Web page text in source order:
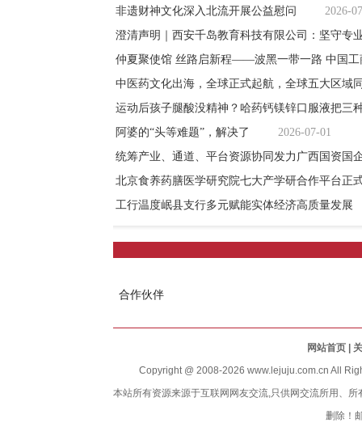
非遗财神文化深入北流开展公益慰问
2026-
澄清声明｜西安千岛教育科技有限公司：坚守专
仲夏聚使馆 丝路启新程——波黑一带一路 中国工
中医药文化出海，全球正式起航，全球五大区域
运动后孩子腿酸没精神？哈药钙镁锌口服液把三
阿婆的“头等难题”，解决了
2026-07-01
统筹产业、通道、平台资源协同发力广西国资国
北京食养药膳医学研究院七大产学研合作平台正
工行温度岷县支行多元赋能实体经济高质量发展
合作伙伴
网站首页 |
Copyright @ 2008-2026 www.lejuju.com.cn All
本站所有资源来源于互联网网友交流,只供网交流所用、
删除！